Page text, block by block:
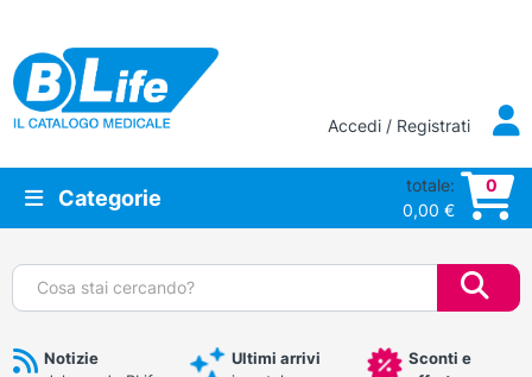
Vai al contenuto principale
Accedi / Registrati
Categorie
totale:
0,00 €
0
Cerca:
Notizie
Ultimi arrivi
Sconti e